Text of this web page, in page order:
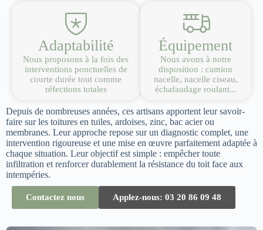
Adaptabilité
Nous proposons à la fois des
interventions ponctuelles de
courte durée tout comme
réfections totales
Équipement
Nous avons à notre
disposition : camion
nacelle, nacelle ciseau,
échafaudage roulant...
Depuis de nombreuses années, ces artisans apportent leur savoir-
faire sur les toitures en tuiles, ardoises, zinc, bac acier ou
membranes. Leur approche repose sur un diagnostic complet, une
intervention rigoureuse et une mise en œuvre parfaitement adaptée à
chaque situation. Leur objectif est simple : empêcher toute
infiltration et renforcer durablement la résistance du toit face aux
intempéries.
Contactez nous Applez-nous: 03 20 86 09 48